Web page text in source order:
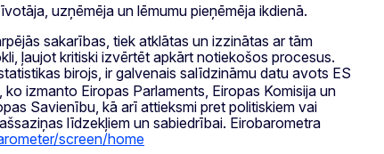
uzņēmēja un lēmumu pieņēmēja ikdienā.
sakarības, tiek atklātas un izzinātas ar tām
ļaujot kritiski izvērtēt apkārt notiekošos procesus.
birojs, ir galvenais salīdzināmu datu avots ES
izmanto Eiropas Parlaments, Eiropas Komisija un
Savienību, kā arī attieksmi pret politiskiem vai
līdzekļiem un sabiedrībai. Eirobarometra
screen/home